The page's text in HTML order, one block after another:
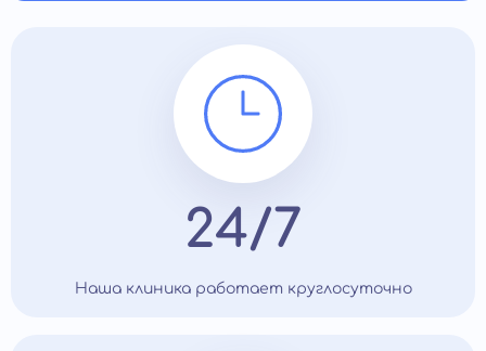
24/7
Наша клиника работает круглосуточно